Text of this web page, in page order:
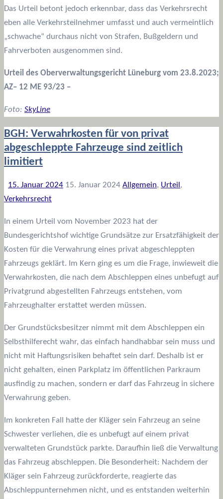
Das Urteil betont jedoch erkennbar, dass das Verkehrsrecht
eben alle Verkehrsteilnehmer umfasst und auch vermeintlich
„schwache“ durchaus nicht von Strafen, Bußgeldern und
Fahrverboten ausgenommen sind.
Urteil des Oberverwaltungsgericht Lüneburg vom 23.8.2023;
AZ– 12 ME 93/23 –
Foto: SkyLine
BGH: Verwahrkosten für von privat
abgeschleppte Fahrzeuge sind zeitlich
limitiert
15. Januar 2024 15. Januar 2024 Allgemein, Urteil ,
Verkehrsrecht
In einem Urteil vom November 2023 hat der
Bundesgerichtshof wichtige Grundsätze zur Ersatzfähigkeit der
Kosten für die Verwahrung eines privat abgeschleppten
Fahrzeugs geklärt. Im Kern ging es um die Frage, inwieweit die
Verwahrkosten, die nach dem Abschleppen eines unbefugt auf
Privatgrund abgestellten Fahrzeugs entstehen, vom
Fahrzeughalter erstattet werden müssen.
Der Grundstücksbesitzer nimmt mit dem Abschleppen ein
Selbsthilferecht wahr, das einfach handhabbar sein muss und
nicht mit Haftungsrisiken behaftet sein darf. Deshalb ist er
nicht gehalten, einen Parkplatz im öffentlichen Parkraum
ausfindig zu machen, sondern er darf das Fahrzeug in sichere
Verwahrung geben.
Im konkreten Fall hatte der Kläger sein Fahrzeug an seine
Schwester verliehen, die es unbefugt auf einem privat
verwalteten Grundstück parkte. Daraufhin ließ die Verwaltung
das Fahrzeug abschleppen. Die Besonderheit: Nachdem der
Kläger sein Fahrzeug zurückforderte, reagierte das
Abschleppunternehmen nicht, und es entstanden weiterhin